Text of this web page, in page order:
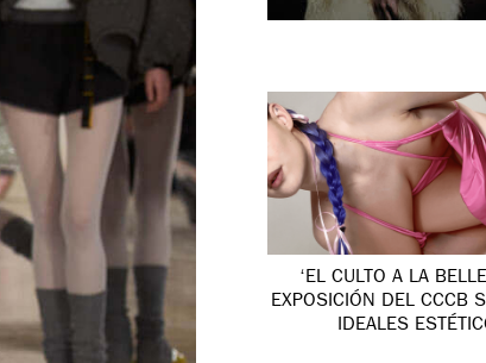
‘EL CULTO A LA
EXPOSICIÓN DEL CCCB
IDEALES